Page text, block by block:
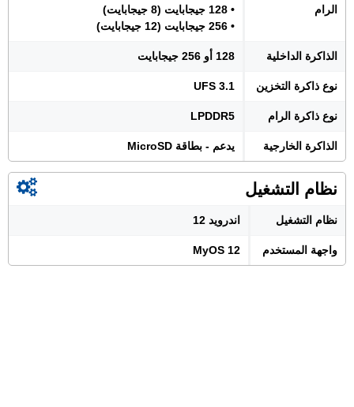
الرام
• 128 جيجابايت (8 جيجابايت)
• 256 جيجابايت (12 جيجابايت)
الذاكرة الداخلية 128 أو 256 جيجابايت
نوع ذاكرة التخزين UFS 3.1
نوع ذاكرة الرام LPDDR5
الذاكرة الخارجية يدعم - بطاقة MicroSD
نظام التشغيل
نظام التشغيل اندرويد 12
واجهة المستخدم MyOS 12